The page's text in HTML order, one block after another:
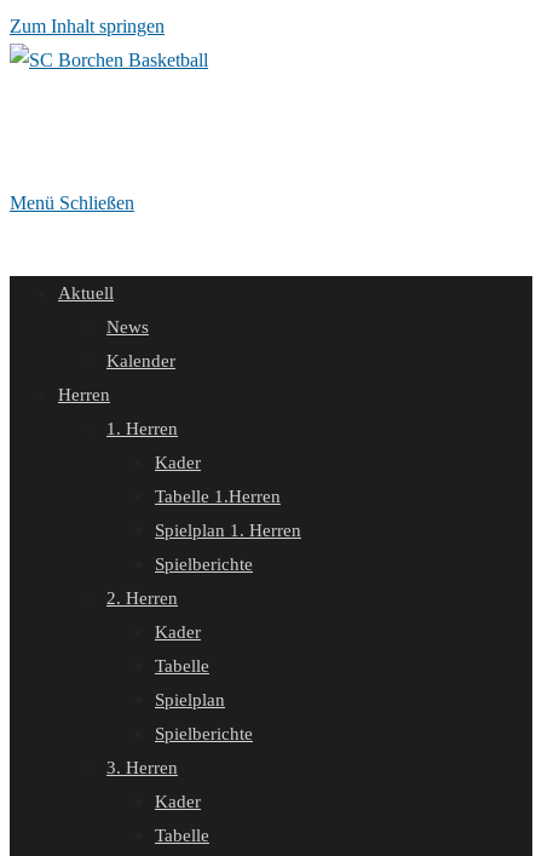
Zum Inhalt springen
Menü Schließen
Aktuell
News
Kalender
Herren
1. Herren
Kader
Tabelle 1.Herren
Spielplan 1. Herren
Spielberichte
2. Herren
Kader
Tabelle
Spielplan
Spielberichte
3. Herren
Kader
Tabelle